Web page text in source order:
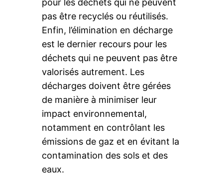
pour les déchets qui ne peuvent
pas être recyclés ou réutilisés.
Enfin, l’élimination en décharge
est le dernier recours pour les
déchets qui ne peuvent pas être
valorisés autrement. Les
décharges doivent être gérées
de manière à minimiser leur
impact environnemental,
notamment en contrôlant les
émissions de gaz et en évitant la
contamination des sols et des
eaux.